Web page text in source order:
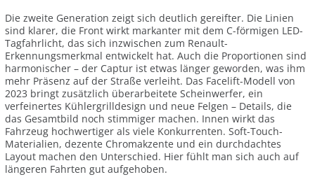
Die zweite Generation zeigt sich deutlich gereifter. Die Linien
sind klarer, die Front wirkt markanter mit dem C-förmigen LED-
Tagfahrlicht, das sich inzwischen zum Renault-
Erkennungsmerkmal entwickelt hat. Auch die Proportionen sind
harmonischer – der Captur ist etwas länger geworden, was ihm
mehr Präsenz auf der Straße verleiht. Das Facelift-Modell von
2023 bringt zusätzlich überarbeitete Scheinwerfer, ein
verfeinertes Kühlergrilldesign und neue Felgen – Details, die
das Gesamtbild noch stimmiger machen. Innen wirkt das
Fahrzeug hochwertiger als viele Konkurrenten. Soft-Touch-
Materialien, dezente Chromakzente und ein durchdachtes
Layout machen den Unterschied. Hier fühlt man sich auch auf
längeren Fahrten gut aufgehoben.